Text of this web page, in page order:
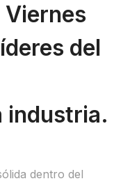
Viernes
del
industria.
dentro del